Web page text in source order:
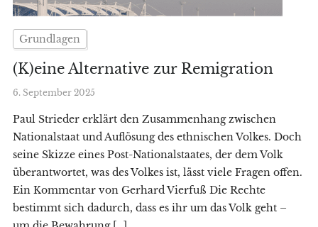
Grundlagen
(K)eine Alternative zur Remigration
6. September 2025
Paul Strieder erklärt den Zusammenhang zwischen
Nationalstaat und Auflösung des ethnischen Volkes. Doch
seine Skizze eines Post-Nationalstaates, der dem Volk
überantwortet, was des Volkes ist, lässt viele Fragen offen.
Ein Kommentar von Gerhard Vierfuß Die Rechte
bestimmt sich dadurch, dass es ihr um das Volk geht –